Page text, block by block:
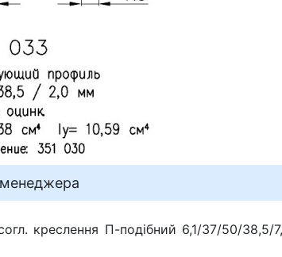
креслення П-подібний 6,1/37/50/38,5/